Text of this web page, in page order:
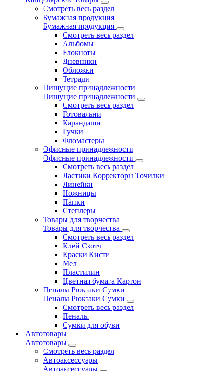
Смотреть весь раздел
Бумажная продукция
Бумажная продукция
Смотреть весь раздел
Альбомы
Блокноты
Дневники
Обложки
Тетради
Пишущие принадлежности
Пишущие принадлежности
Смотреть весь раздел
Готовальни
Карандаши
Ручки
Фломастеры
Офисные принадлежности
Офисные принадлежности
Смотреть весь раздел
Ластики Корректоры Точилки
Линейки
Ножницы
Папки
Степлеры
Товары для творчества
Товары для творчества
Смотреть весь раздел
Клей Скотч
Краски Кисти
Мел
Пластилин
Цветная бумага Картон
Пеналы Рюкзаки Сумки
Пеналы Рюкзаки Сумки
Смотреть весь раздел
Пеналы
Сумки для обуви
Автотовары
Автотовары
Смотреть весь раздел
Автоаксессуары
Автоаксессуары